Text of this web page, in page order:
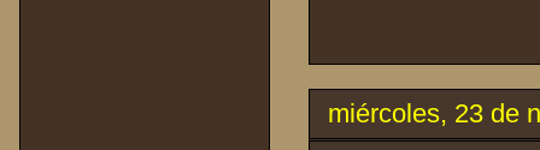
miércoles, 23 de